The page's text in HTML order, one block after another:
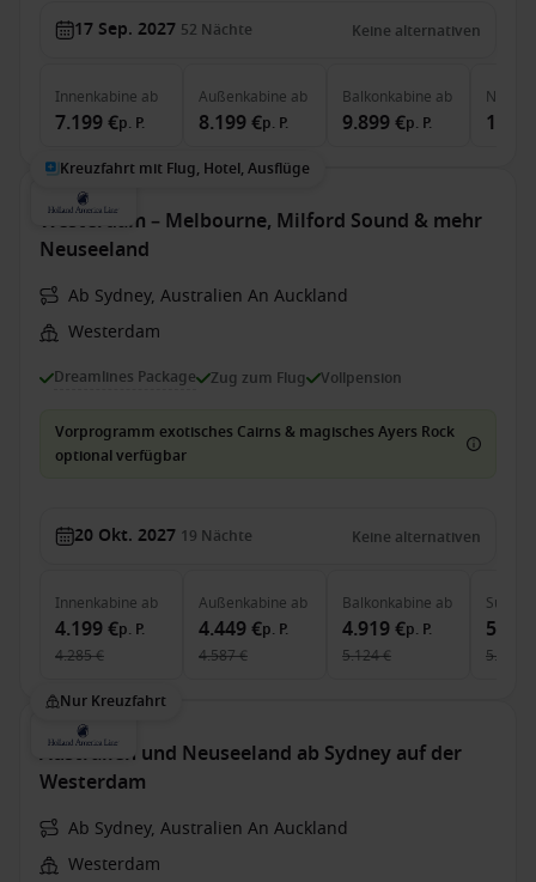
17 Sep. 2027 52 Nächte Keine alternativen
Innenkabine ab
7.199 €p. P.
Außenkabine ab
8.199 €p. P.
Balkonkabine ab
9.899 €p. P.
Kreuzfahrt mit Flug, Hotel, Ausflüge
Westerdam – Melbourne, Milford Sound & mehr
Neuseeland
Ab Sydney, Australien An Auckland
Westerdam
Dreamlines Package Zug zum Flug Vollpension
Vorprogramm exotisches Cairns & magisches Ayers Rock
optional verfügbar
20 Okt. 2027 19 Nächte Keine alternativen
Innenkabine ab
4.199 €p. P.
4.285 €
Außenkabine ab
4.449 €p. P.
4.587 €
Balkonkabine ab
4.919 €p. P.
5.124 €
Suite
5.978 €
Nur Kreuzfahrt
Australien und Neuseeland ab Sydney auf der
Westerdam
Ab Sydney, Australien An Auckland
Westerdam